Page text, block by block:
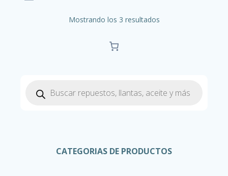
Mostrando los 3 resultados
productos
CATEGORIAS DE PRODUCTOS